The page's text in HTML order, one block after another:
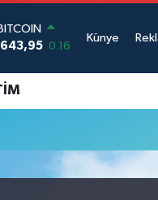
0.16
47,6704
EURO
0
Künye